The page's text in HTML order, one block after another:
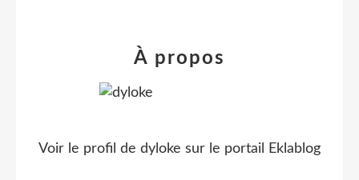
À propos
Voir le profil de dyloke sur le portail Eklablog